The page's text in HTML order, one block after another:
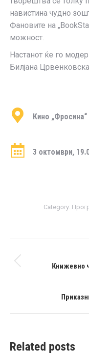
навистина чудно
Фановите на
можност.
Настанот ќе го
Билјана
Кино „Фросина“
3 октомври,
Category:
Post
navigation
Книжевно
Related posts